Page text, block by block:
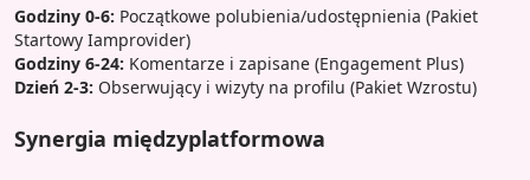
Godziny 0-6: Początkowe polubienia/udostępnienia (Pakiet
Startowy Iamprovider)
Godziny 6-24: Komentarze i zapisane (Engagement Plus)
Dzień 2-3: Obserwujący i wizyty na profilu (Pakiet Wzrostu)
Synergia międzyplatformowa